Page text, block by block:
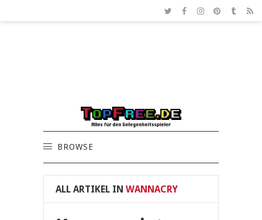
BROWSE
ALL ARTIKEL IN WANNACRY